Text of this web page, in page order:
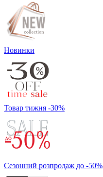
Новинки
Товар тижня -30%
Сезонний розпродаж до -50%